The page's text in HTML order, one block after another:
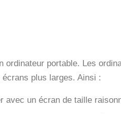
ordinateur portable. Les
écrans plus larges. Ainsi :
un écran de taille